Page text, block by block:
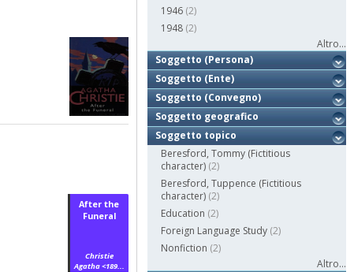
After the
Funeral
Christie
Agatha <189...
1946 (2)
1948 (2)
Altro...
Soggetto (Persona)
Soggetto (Ente)
Soggetto (Convegno)
Soggetto geografico
Soggetto topico
Beresford, Tommy (Fictitious
character) (2)
Beresford, Tuppence (Fictitious
character) (2)
Education (2)
Foreign Language Study (2)
Nonfiction (2)
Altro...